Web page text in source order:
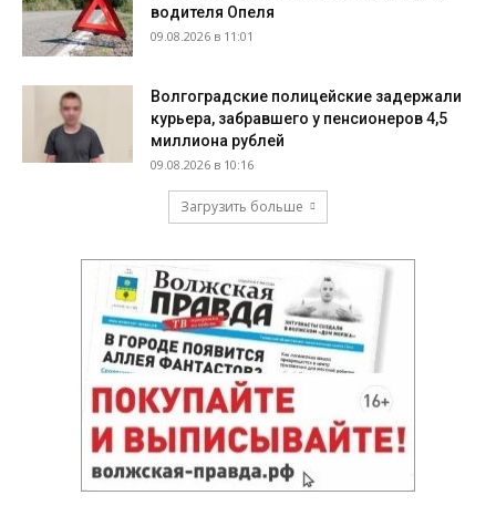
водителя Опеля
09.08.2026 в 11:01
Волгоградские полицейские задержали
курьера, забравшего у пенсионеров 4,5
миллиона рублей
09.08.2026 в 10:16
Загрузить больше